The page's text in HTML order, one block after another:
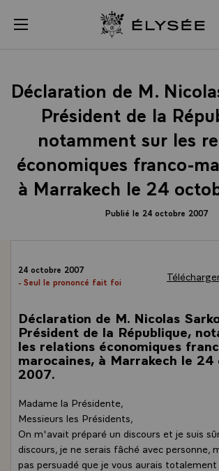
menu Retour à
Déclaration de M.
Président de la
notamment sur les
économiques franco-
à Marrakech le 24
Publié le 24 octobre 2007
24 octobre 2007
- Seul le prononcé fait foi
Déclaration de M. Nicolas
Président de la République,
les relations économiques
marocaines, à Marrakech le 24
2007.
Madame la Présidente,
Messieurs les Présidents,
On m'avait préparé un discours et je suis
discours, je ne serais fâché avec personne,
pas persuadé que je vous aurais totalement
Panneau de gestion des cookies